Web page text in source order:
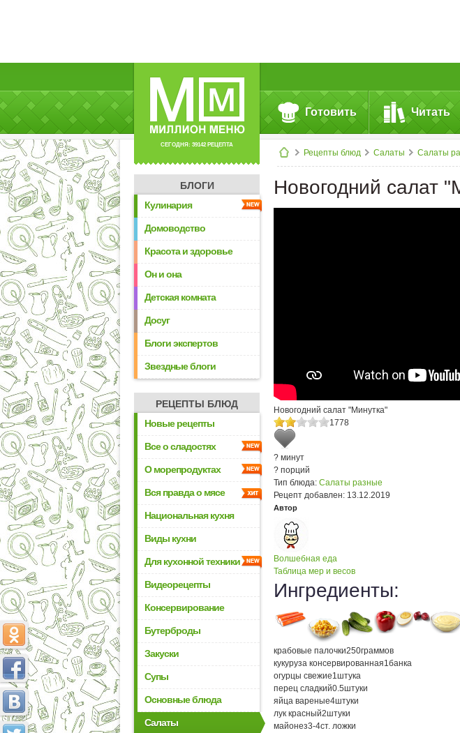
СЕГОДНЯ: 39142 РЕЦЕПТА
Готовить Читать
Рецепты блюд Салаты Салаты
БЛОГИ
Кулинария
Домоводство
Красота и здоровье
Он и она
Детская комната
Досуг
Блоги экспертов
Звездные блоги
РЕЦЕПТЫ БЛЮД
Новые рецепты
Все о сладостях
О морепродуктах
Вся правда о мясе
Национальная кухня
Виды кухни
Для кухонной техники
Видеорецепты
Консервирование
Бутерброды
Закуски
Супы
Основные блюда
Салаты
Новогодний салат
Новогодний салат "Минутка"
1778
? минут
? порций
Тип блюда: Салаты разные
Рецепт добавлен: 13.12.2019
Автор
Волшебная еда
Таблица мер и весов
Ингредиенты:
крабовые палочки250граммов
кукуруза консервированная1банка
огурцы свежие1штука
перец сладкий0.5штуки
яйца вареные4штуки
лук красный2штуки
майонез3-4ст. ложки